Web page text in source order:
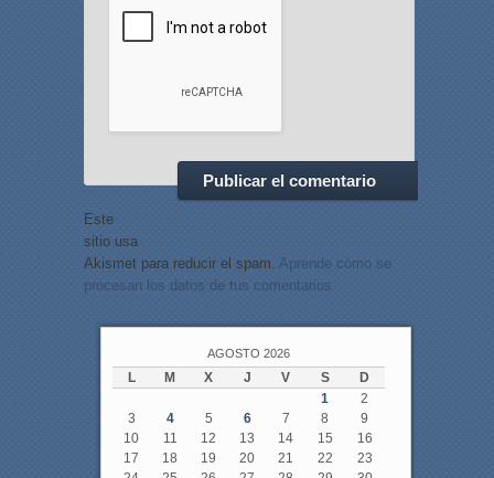
Este
sitio usa
Akismet para reducir el spam. Aprende cómo se
procesan los datos de tus comentarios.
AGOSTO 2026
L M X J V S
D
1
2
3
4 5 6 7 8
9
10
11 12 13 14 15
16
17
18 19 20 21 22
23